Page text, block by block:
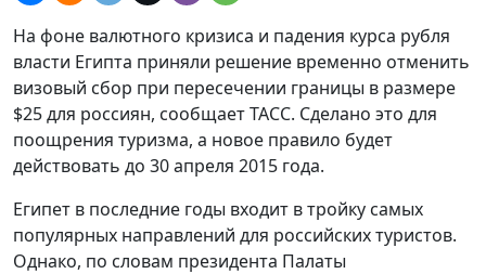
На фоне валютного кризиса и падения курса рубля
власти Египта приняли решение временно отменить
визовый сбор при пересечении границы в размере
$25 для россиян, сообщает ТАСС. Сделано это для
поощрения туризма, а новое правило будет
действовать до 30 апреля 2015 года.
Египет в последние годы входит в тройку самых
популярных направлений для российских туристов.
Однако, по словам президента Палаты